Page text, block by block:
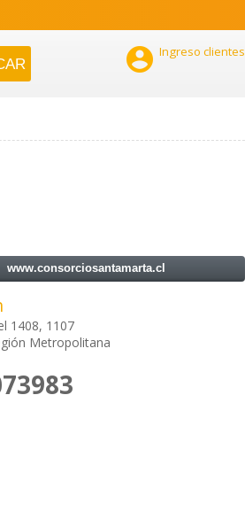
 Ingreso clientes
www.consorciosantamarta.cl
1408, 1107
Metropolitana